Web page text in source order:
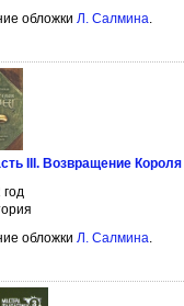
обложки Л. Салмина.
III. Возвращение Короля
год
обложки Л. Салмина.